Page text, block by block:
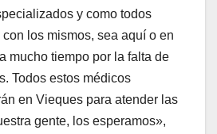
y como todos
los mismos, sea aquí o en
mucho tiempo por la falta de
Todos estos médicos
en Vieques para atender las
gente, los esperamos»,